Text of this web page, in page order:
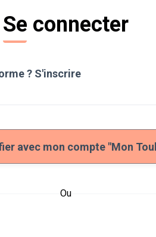
Se connecter
? S'inscrire
avec mon compte "Mon
Ou